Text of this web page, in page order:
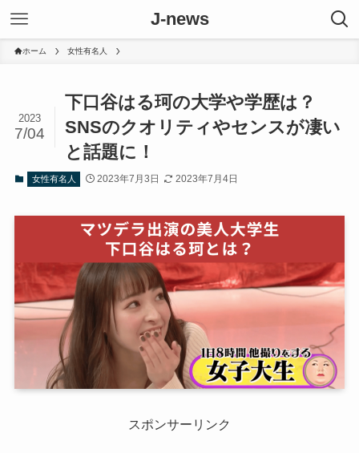
J-news
ホーム 女性有名人
下口谷はる珂の大学や学歴は？
SNSのクオリティやセンスが凄い
と話題に！
2023
7/04
女性有名人 2023年7月3日 2023年7月4日
スポンサーリンク